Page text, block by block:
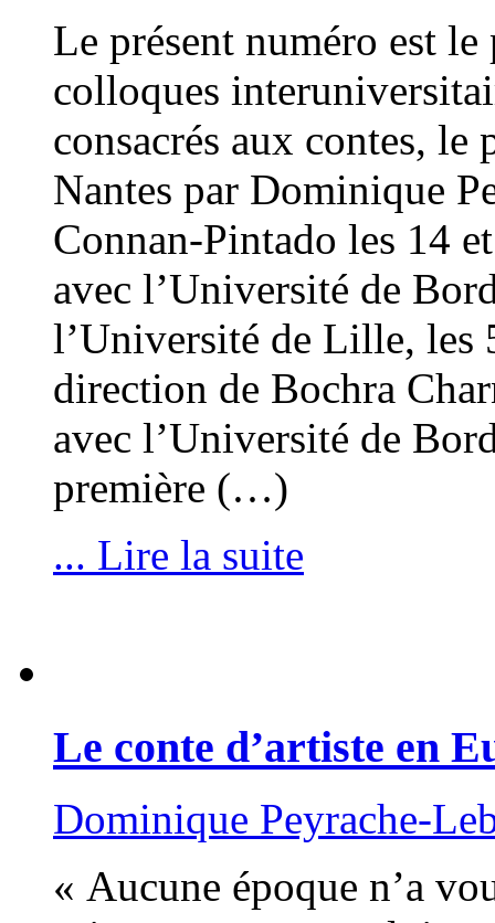
Le présent numéro est
colloques
consacrés aux contes, le
Nantes par Dominique
Connan-Pintado les 14
avec l’Université de
l’Université de Lille, les
direction de Bochra
avec l’Université de
première (…)
... Lire la suite
Le conte d’artiste en
Dominique Peyrache-
« Aucune époque n’a